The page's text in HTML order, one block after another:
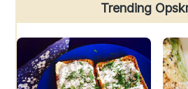
Trending